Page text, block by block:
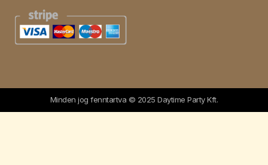
Minden jog fenntartva © 2025 Daytime Party Kft.